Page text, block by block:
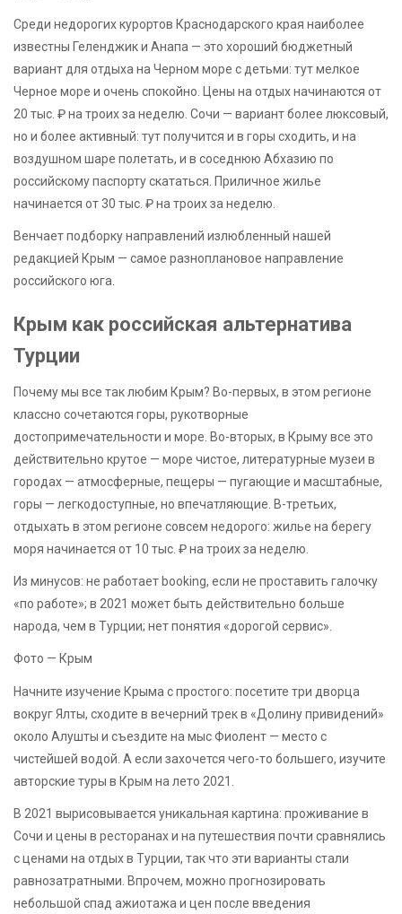
Среди недорогих курортов Краснодарского края наиболее
известны Геленджик и Анапа — это хороший бюджетный
вариант для отдыха на Черном море с детьми: тут мелкое
Черное море и очень спокойно. Цены на отдых начинаются от
20 тыс. ₽ на троих за неделю. Сочи — вариант более люксовый,
но и более активный: тут получится и в горы сходить, и на
воздушном шаре полетать, и в соседнюю Абхазию по
российскому паспорту скататься. Приличное жилье
начинается от 30 тыс. ₽ на троих за неделю.
Венчает подборку направлений излюбленный нашей
редакцией Крым — самое разноплановое направление
российского юга.
Крым как российская альтернатива
Турции
Почему мы все так любим Крым? Во-первых, в этом регионе
классно сочетаются горы, рукотворные
достопримечательности и море. Во-вторых, в Крыму все это
действительно крутое — море чистое, литературные музеи в
городах — атмосферные, пещеры — пугающие и масштабные,
горы — легкодоступные, но впечатляющие. В-третьих,
отдыхать в этом регионе совсем недорого: жилье на берегу
моря начинается от 10 тыс. ₽ на троих за неделю.
Из минусов: не работает booking, если не проставить галочку
«по работе»; в 2021 может быть действительно больше
народа, чем в Турции; нет понятия «дорогой сервис».
Фото — Крым
Начните изучение Крыма с простого: посетите три дворца
вокруг Ялты, сходите в вечерний трек в «Долину привидений»
около Алушты и съездите на мыс Фиолент — место с
чистейшей водой. А если захочется чего-то большего, изучите
авторские туры в Крым на лето 2021.
В 2021 вырисовывается уникальная картина: проживание в
Сочи и цены в ресторанах и на путешествия почти сравнялись
с ценами на отдых в Турции, так что эти варианты стали
равнозатратными. Впрочем, можно прогнозировать
небольшой спад ажиотажа и цен после введения